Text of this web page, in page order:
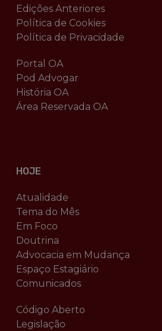
Edições Anteriores
Política de Cookies
Política de Privacidade
Portal OA
Pod Advogar
História OA
Área Reservada OA
HOJE
Atualidade
Tema do Mês
Em Foco
Doutrina
Advocacia em Mudança
Espaço Estagiário
Comunicados
Código Aberto
Legislação